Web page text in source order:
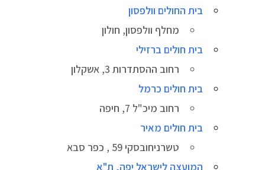
בית החולים וולפסון
מחלף וולפסון, חולון
בית חולים ברזילי
רחוב ההסתדרות 3, אשקלון
בית חולים כרמל
רחוב מיכ"ל 7, חיפה
בית חולים מאיר
טשרניחובסקי 59 , כפר סבא
המועצה לישראל יפה, ת"א